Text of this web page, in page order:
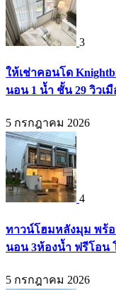
3
ให้เช่าคอนโด
นอน 1 น้ำ ชั้น 29 วิวเ
5 กรกฎาคม 2026
4
ทาวน์โฮมหลังมุม พร้อ
นอน 3ห้องน้ำ ฟรีโอน โ
5 กรกฎาคม 2026